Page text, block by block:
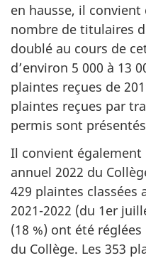
en hausse, il
nombre de titulaires
doublé au cours de
d’environ 5 000 à 13
plaintes reçues de
plaintes reçues par
permis sont
Il convient également
annuel 2022 du
429 plaintes classées
2021-2022 (du 1er
(18 %) ont été
du Collège. Les 353